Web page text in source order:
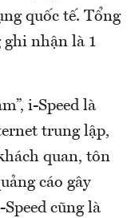
quốc tế. Tổng
ghi nhận là 1
i-Speed là
trung lập,
quan, tôn
cáo gây
cũng là